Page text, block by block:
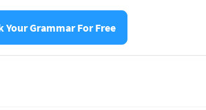
Your Grammar For Free